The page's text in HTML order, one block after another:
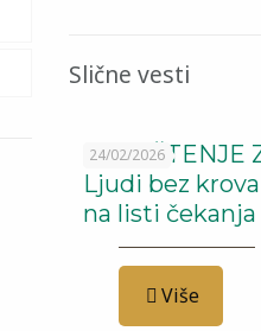
Slične vesti
24/02/2026
SAOPŠTENJE
Ljudi bez
na listi čekanja
Više